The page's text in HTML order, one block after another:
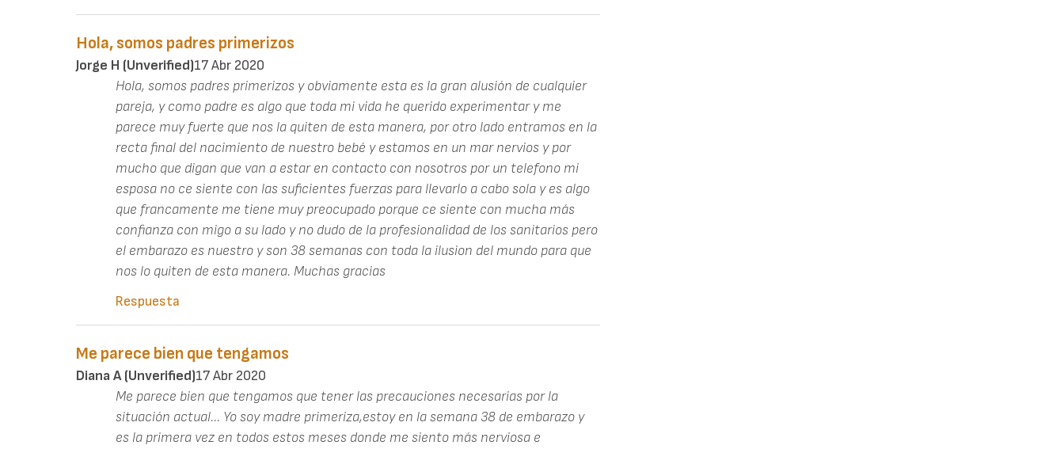
Hola, somos padres primerizos
Jorge H (unverified)17 Abr 2020
Hola, somos padres primerizos y obviamente esta es la gran alusión de cualquier
pareja, y como padre es algo que toda mi vida he querido experimentar y me
parece muy fuerte que nos la quiten de esta manera, por otro lado entramos en la
recta final del nacimiento de nuestro bebé y estamos en un mar nervios y por
mucho que digan que van a estar en contacto con nosotros por un telefono mi
esposa no ce siente con las suficientes fuerzas para llevarlo a cabo sola y es algo
que francamente me tiene muy preocupado porque ce siente con mucha más
confianza con migo a su lado y no dudo de la profesionalidad de los sanitarios pero
el embarazo es nuestro y son 38 semanas con toda la ilusion del mundo para que
nos lo quiten de esta manera. Muchas gracias
Respuesta
Me parece bien que tengamos
Diana A (unverified)17 Abr 2020
Me parece bien que tengamos que tener las precauciones necesarias por la
situación actual... Yo soy madre primeriza,estoy en la semana 38 de embarazo y
es la primera vez en todos estos meses donde me siento más nerviosa e